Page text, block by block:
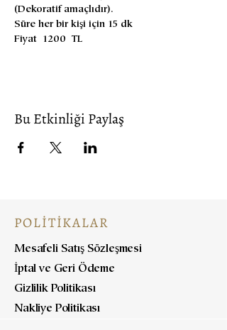
(Dekoratif amaçlıdır).
Süre her bir kişi için 15 dk
Fiyat 1200 TL
Bu Etkinliği Paylaş
POLİTİKALAR
Mesafeli Satış Sözleşmesi
İptal ve Geri Ödeme
Gizlilik Politikası
Nakliye Politikası